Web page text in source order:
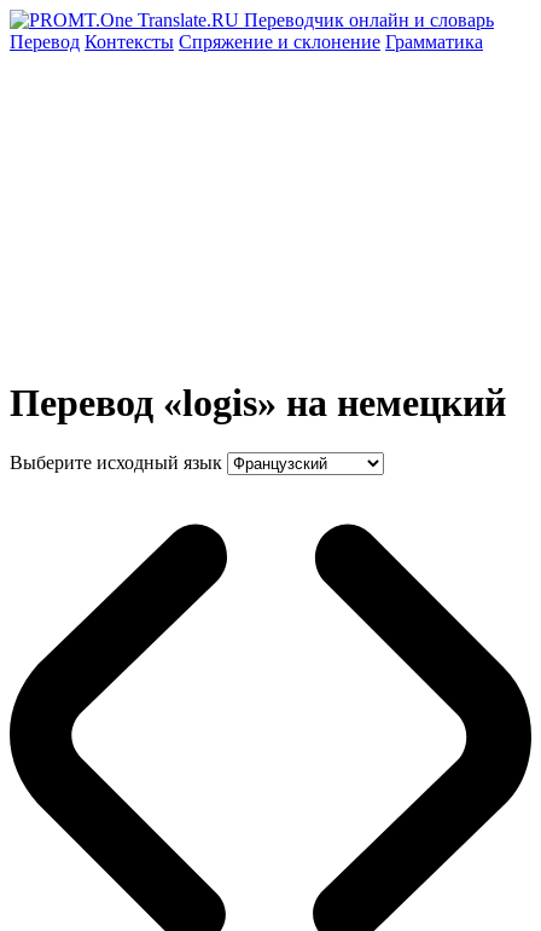
Перевод Контексты Спряжение и склонение Грамматика
Перевод «logis» на немецкий
Выберите исходный язык